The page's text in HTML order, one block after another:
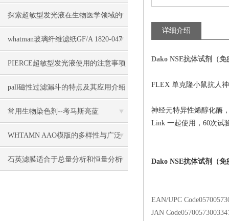
明
探索超敏型发光液在生物医学领域的
更多应用前景
whatman玻璃纤维滤纸GF/A 1820-047
几大特点
PIERCE超敏型发光液使用的注意事项
pall磁性过滤漏斗的特点及其应用介绍
常用生物染色剂--考马斯亮蓝
WHTAMN AAO模版的多样性与广泛
应用
石英滤膜适合于总量分析和恒量分析
详细介绍
Dako NSE抗体试剂（免
FLEX 单克隆小鼠抗人
神经元特异性烯醇化酶
Link 一起使用，60次试
Dako NSE抗体试剂（免
EAN/UPC Code
JAN Code